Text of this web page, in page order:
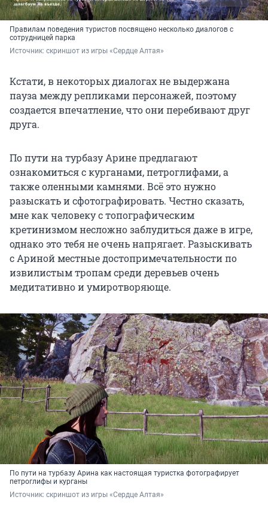
Правилам поведения туристов посвящено несколько диалогов с
сотрудницей парка
Источник: скриншот из игры «Сердце Алтая»
Кстати, в некоторых диалогах не выдержана
пауза между репликами персонажей, поэтому
создается впечатление, что они перебивают друг
друга.
По пути на турбазу Арине предлагают
ознакомиться с курганами, петроглифами, а
также оленными камнями. Всё это нужно
разыскать и сфотографировать. Честно сказать,
мне как человеку с топографическим
кретинизмом несложно заблудиться даже в игре,
однако это тебя не очень напрягает. Разыскивать
с Ариной местные достопримечательности по
извилистым тропам среди деревьев очень
медитативно и умиротворяюще.
По пути на турбазу Арина как настоящая туристка фотографирует
петроглифы и курганы
Источник: скриншот из игры «Сердце Алтая»